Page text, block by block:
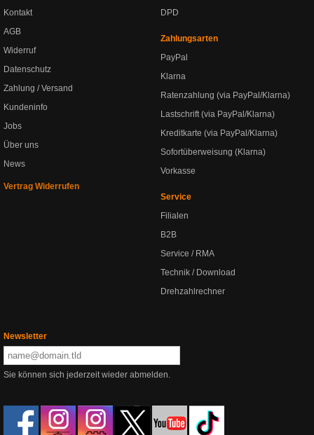
Kontakt
AGB
Widerruf
Datenschutz
Zahlung / Versand
Kundeninfo
Jobs
Über uns
News
Vertrag Widerrufen
DPD
Zahlungsarten
PayPal
Klarna
Ratenzahlung (via PayPal/Klarna)
Lastschrift (via PayPal/Klarna)
Kreditkarte (via PayPal/Klarna)
Sofortüberweisung (Klarna)
Vorkasse
Service
Filialen
B2B
Service / RMA
Technik / Download
Drehzahlrechner
Newsletter
Sie können sich jederzeit wieder abmelden.